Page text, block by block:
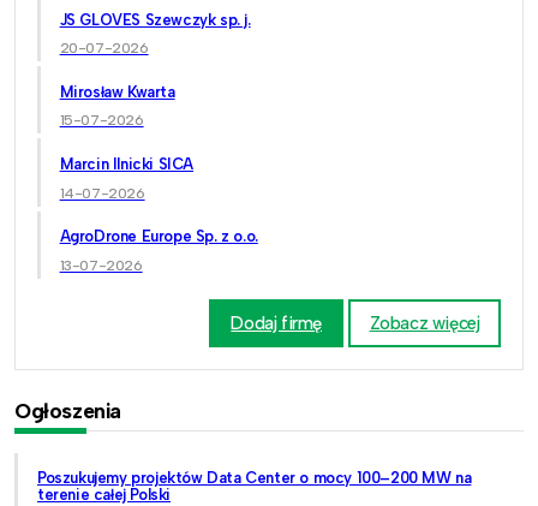
JS GLOVES Szewczyk sp. j.
20-07-2026
Mirosław Kwarta
15-07-2026
Marcin Ilnicki SICA
14-07-2026
AgroDrone Europe Sp. z o.o.
13-07-2026
Dodaj firmę Zobacz więcej
Ogłoszenia
Poszukujemy projektów Data Center o mocy 100–200 MW na
terenie całej Polski